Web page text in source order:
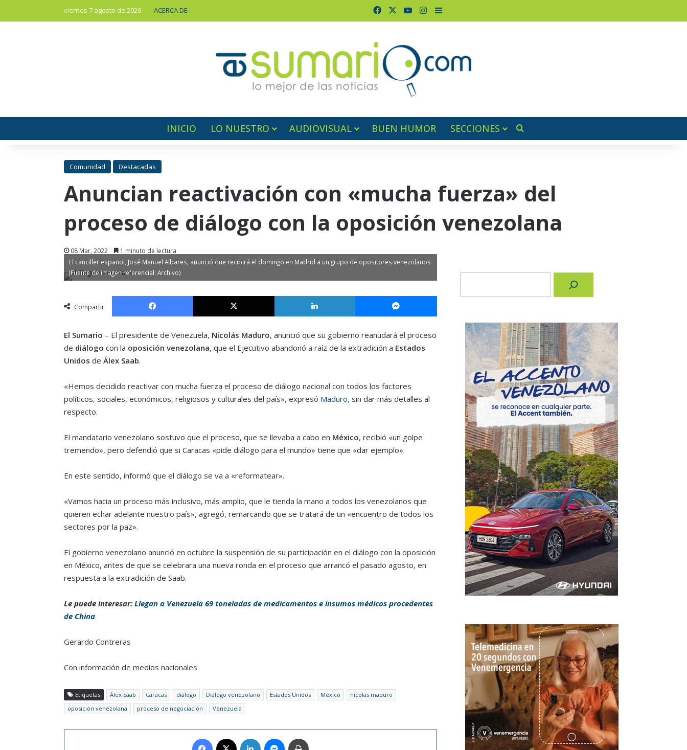
viernes 7 agosto de 2026 ACERCA DE FacebookYouTubeInstagram
Barra lateral
INICIO LO NUESTRO AUDIOVISUAL BUEN HUMOR SECCIONES
Comunidad Destacadas
Anuncian reactivación con «mucha fuerza» del
proceso de diálogo con la oposición venezolana
08 Mar, 2022 1 minuto de lectura
El canciller español, José Manuel Albares, anunció que recibirá el domingo en Madrid a un grupo de opositores venezolanos
(Fuente de imagen referencial: Archivo)
Compartir
Facebook X LinkedIn Messenger
El Sumario – El presidente de Venezuela, Nicolás Maduro, anunció que su gobierno reanudará el proceso
de diálogo con la oposición venezolana, que el Ejecutivo abandonó a raíz de la extradición a Estados
Unidos de Álex Saab.
«Hemos decidido reactivar con mucha fuerza el proceso de diálogo nacional con todos los factores
políticos, sociales, económicos, religiosos y culturales del país», expresó Maduro, sin dar más detalles al
respecto.
El mandatario venezolano sostuvo que el proceso, que se llevaba a cabo en México, recibió «un golpe
tremendo», pero defendió que si Caracas «pide diálogo para el mundo» tiene que «dar ejemplo».
En este sentido, informó que el diálogo se va a «reformatear».
«Vamos hacia un proceso más inclusivo, más amplio, que le tienda la mano a todos los venezolanos que
quieren echar adelante nuestro país», agregó, remarcando que se tratará de un «encuentro de todos los
sectores por la paz».
El gobierno venezolano anunció en octubre la suspensión de su participación en el diálogo con la oposición
en México, antes de que se celebrara una nueva ronda en el proceso que arrancó el pasado agosto, en
respuesta a la extradición de Saab.
Le puede interesar: Llegan a Venezuela 69 toneladas de medicamentos e insumos médicos procedentes
de China
Gerardo Contreras
Con información de medios nacionales
Etiquetas Álex Saab Caracas diálogo Diálogo venezolano Estados Unidos México
nicolas maduro
oposición venezolana
proceso de negociación Venezuela
Facebook LinkedIn Messenger